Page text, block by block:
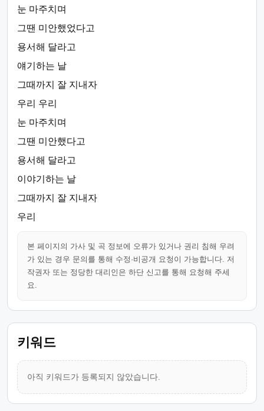
눈 마주치며
그땐 미안했었다고
용서해 달라고
얘기하는 날
그때까지 잘 지내자
우리 우리
눈 마주치며
그땐 미안했다고
용서해 달라고
이야기하는 날
그때까지 잘 지내자
우리
본 페이지의 가사 및 곡 정보에 오류가 있거나 권리 침해 우려
가 있는 경우 문의를 통해 수정·비공개 요청이 가능합니다. 저
작권자 또는 정당한 대리인은 하단 신고를 통해 요청해 주세
요.
키워드
아직 키워드가 등록되지 않았습니다.